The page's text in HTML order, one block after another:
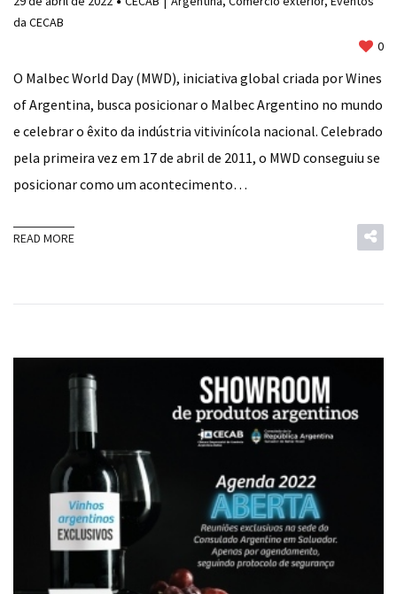
da CECAB
0
O Malbec World Day (MWD), iniciativa global criada por Wines
of Argentina, busca posicionar o Malbec Argentino no mundo
e celebrar o êxito da indústria vitivinícola nacional. Celebrado
pela primeira vez em 17 de abril de 2011, o MWD conseguiu se
posicionar como um acontecimento…
READ MORE